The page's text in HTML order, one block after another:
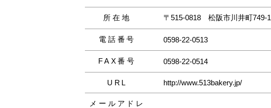
所在地 〒515-0818 松阪市川井町749-1
電話番号 0598-22-0513
FAX番号 0598-22-0514
URL http://www.513bakery.jp/
メールアドレ